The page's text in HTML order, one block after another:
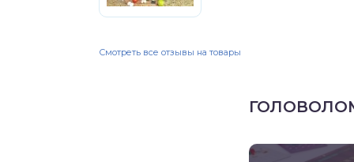
Смотреть все отзывы на товары